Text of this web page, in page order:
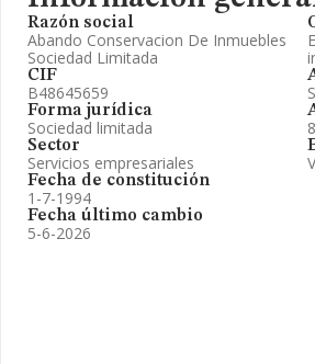
Razón social
Abando Conservacion De Inmuebles
Sociedad Limitada
CIF
B48645659
Forma jurídica
Sociedad limitada
Sector
Servicios empresariales
Fecha de constitución
1-7-1994
Fecha último cambio
5-6-2026